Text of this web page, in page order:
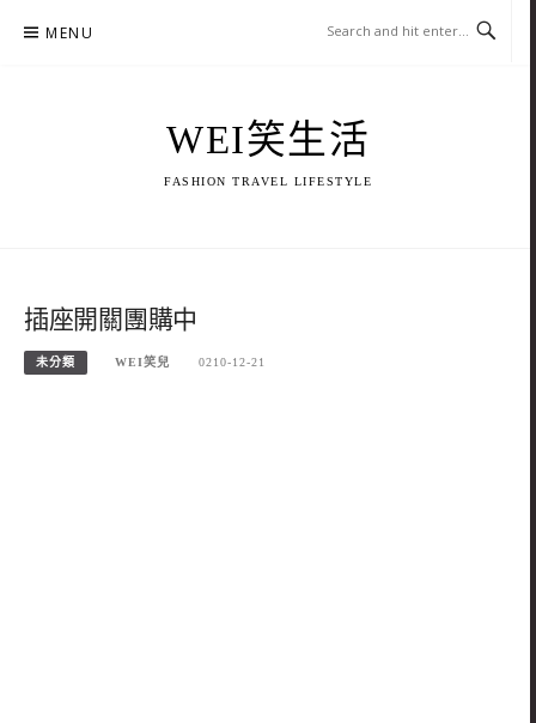
MENU
WEI笑生活
FASHION TRAVEL LIFESTYLE
插座開關團購中
未分類 WEI笑兒 0210-12-21